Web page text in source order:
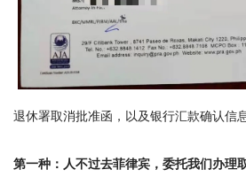
退休署取消批准函，以及银行汇款确认信息
第一种： 人不过去菲律宾，委托我们办理